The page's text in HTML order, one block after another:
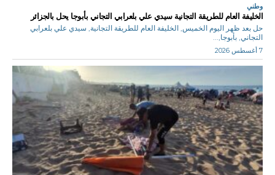
وطني
الخليفة العام للطريقة التجانية سيدي علي بلعرابي التجاني بأبوجا يحل بالجزائر
حل بعد ظهر اليوم الخميس, الخليفة العام للطريقة التجانية, سيدي علي بلعرابي
التجاني, بأبوجا,...
7 أغسطس 2026